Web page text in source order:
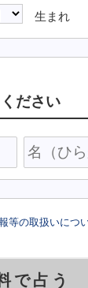
生まれ
ださい
等の取扱いにつ